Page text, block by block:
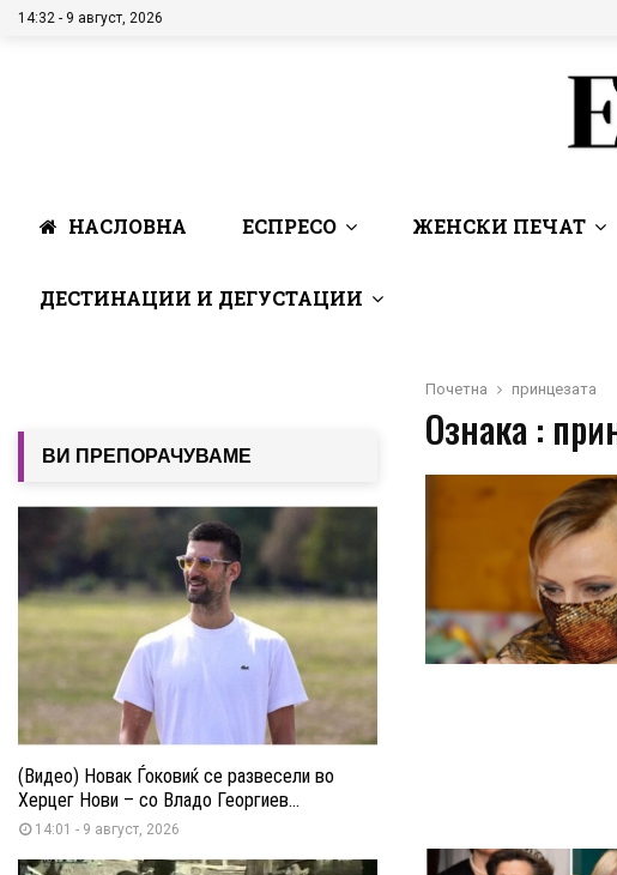
14:32 - 9 август, 2026
НАСЛОВНА ЕСПРЕСО ЖЕНСКИ ПЕЧАТ
ДЕСТИНАЦИИ И ДЕГУСТАЦИИ
Почетна принцезата
Ознака :
ВИ ПРЕПОРАЧУВАМЕ
(Видео) Новак Ѓоковиќ се развесели во
Херцег Нови – со Владо Георгиев...
14:01 - 9 август, 2026